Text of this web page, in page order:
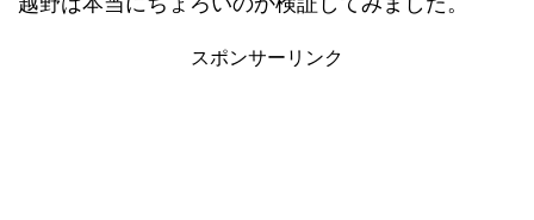
スポンサーリンク